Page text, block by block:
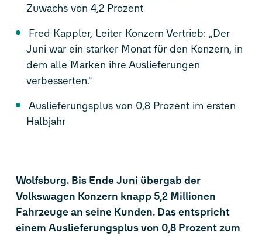
Zuwachs von 4,2 Prozent
Juni war ein starker Monat für den Konzern, in
dem alle Marken ihre Auslieferungen
verbesserten."
Halbjahr
Wolfsburg. Bis Ende Juni übergab der
Volkswagen Konzern knapp 5,2 Millionen
Fahrzeuge an seine Kunden. Das entspricht
einem Auslieferungsplus von 0,8 Prozent zum